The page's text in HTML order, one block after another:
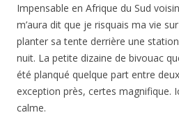
Impensable en Afrique du Sud
m’aura dit que je risquais ma vie
planter sa tente derrière une
nuit. La petite dizaine de bivouac
été planqué quelque part entre
exception près, certes magnifique.
calme.